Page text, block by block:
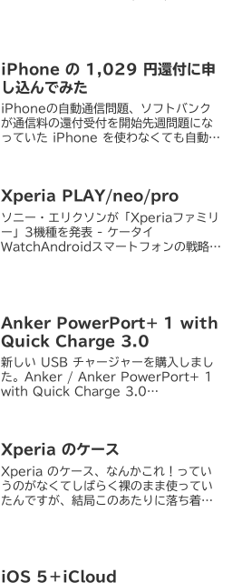
iPhone の 1,029 円還付に申
し込んでみた
iPhoneの自動通信問題、ソフトバンク
が通信料の還付受付を開始先週問題にな
っていた iPhone を使わなくても自動通
込んでみ...
Xperia PLAY/neo/pro
ソニー・エリクソンが「Xperiaファミリ
ー」3機種を発表 - ケータイ
WatchAndroidスマートフォンの戦略を
Anker PowerPort+ 1 with
Quick Charge 3.0
新しい USB チャージャーを購入しまし
た。Anker / Anker PowerPort+ 1
with Quick Charge 3.0
Xperia のケース
Xperia のケース、なんかこれ！ってい
うのがなくてしばらく裸のまま使ってい
たんですが、結局このあたりに落ち着き
iOS 5＋iCloud